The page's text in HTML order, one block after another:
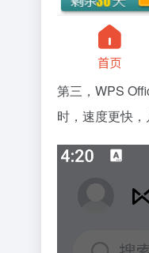
第三，WPS
时，速度更快，